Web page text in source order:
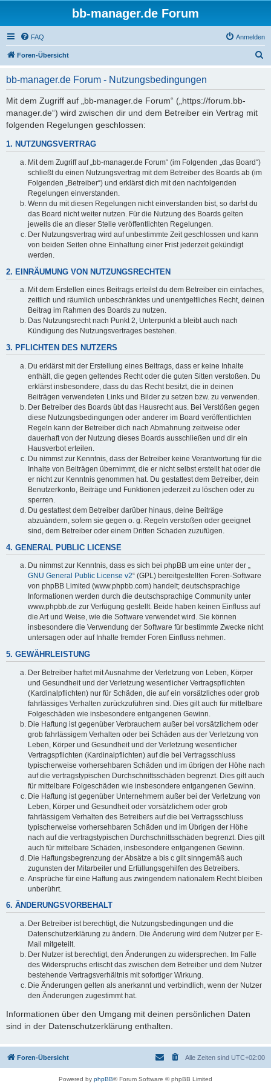
bb-manager.de Forum
FAQ Anmelden
Foren-Übersicht
bb-manager.de Forum - Nutzungsbedingungen
Mit dem Zugriff auf „bb-manager.de Forum“ („https://forum.bb-
manager.de“) wird zwischen dir und dem Betreiber ein Vertrag mit
folgenden Regelungen geschlossen:
1. NUTZUNGSVERTRAG
Mit dem Zugriff auf „bb-manager.de Forum“ (im Folgenden „das Board“)
schließt du einen Nutzungsvertrag mit dem Betreiber des Boards ab (im
Folgenden „Betreiber“) und erklärst dich mit den nachfolgenden
Regelungen einverstanden.
Wenn du mit diesen Regelungen nicht einverstanden bist, so darfst du
das Board nicht weiter nutzen. Für die Nutzung des Boards gelten
jeweils die an dieser Stelle veröffentlichten Regelungen.
Der Nutzungsvertrag wird auf unbestimmte Zeit geschlossen und kann
von beiden Seiten ohne Einhaltung einer Frist jederzeit gekündigt
werden.
2. EINRÄUMUNG VON NUTZUNGSRECHTEN
Mit dem Erstellen eines Beitrags erteilst du dem Betreiber ein einfaches,
zeitlich und räumlich unbeschränktes und unentgeltliches Recht, deinen
Beitrag im Rahmen des Boards zu nutzen.
Das Nutzungsrecht nach Punkt 2, Unterpunkt a bleibt auch nach
Kündigung des Nutzungsvertrages bestehen.
3. PFLICHTEN DES NUTZERS
Du erklärst mit der Erstellung eines Beitrags, dass er keine Inhalte
enthält, die gegen geltendes Recht oder die guten Sitten verstoßen. Du
erklärst insbesondere, dass du das Recht besitzt, die in deinen
Beiträgen verwendeten Links und Bilder zu setzen bzw. zu verwenden.
Der Betreiber des Boards übt das Hausrecht aus. Bei Verstößen gegen
diese Nutzungsbedingungen oder anderer im Board veröffentlichten
Regeln kann der Betreiber dich nach Abmahnung zeitweise oder
dauerhaft von der Nutzung dieses Boards ausschließen und dir ein
Hausverbot erteilen.
Du nimmst zur Kenntnis, dass der Betreiber keine Verantwortung für die
Inhalte von Beiträgen übernimmt, die er nicht selbst erstellt hat oder die
er nicht zur Kenntnis genommen hat. Du gestattest dem Betreiber, dein
Benutzerkonto, Beiträge und Funktionen jederzeit zu löschen oder zu
sperren.
Du gestattest dem Betreiber darüber hinaus, deine Beiträge
abzuändern, sofern sie gegen o. g. Regeln verstoßen oder geeignet
sind, dem Betreiber oder einem Dritten Schaden zuzufügen.
4. GENERAL PUBLIC LICENSE
Du nimmst zur Kenntnis, dass es sich bei phpBB um eine unter der „
GNU General Public License v2“ (GPL) bereitgestellten Foren-Software
von phpBB Limited (www.phpbb.com) handelt; deutschsprachige
Informationen werden durch die deutschsprachige Community unter
www.phpbb.de zur Verfügung gestellt. Beide haben keinen Einfluss auf
die Art und Weise, wie die Software verwendet wird. Sie können
insbesondere die Verwendung der Software für bestimmte Zwecke nicht
untersagen oder auf Inhalte fremder Foren Einfluss nehmen.
5. GEWÄHRLEISTUNG
Der Betreiber haftet mit Ausnahme der Verletzung von Leben, Körper
und Gesundheit und der Verletzung wesentlicher Vertragspflichten
(Kardinalpflichten) nur für Schäden, die auf ein vorsätzliches oder grob
fahrlässiges Verhalten zurückzuführen sind. Dies gilt auch für mittelbare
Folgeschäden wie insbesondere entgangenen Gewinn.
Die Haftung ist gegenüber Verbrauchern außer bei vorsätzlichem oder
grob fahrlässigem Verhalten oder bei Schäden aus der Verletzung von
Leben, Körper und Gesundheit und der Verletzung wesentlicher
Vertragspflichten (Kardinalpflichten) auf die bei Vertragsschluss
typischerweise vorhersehbaren Schäden und im übrigen der Höhe nach
auf die vertragstypischen Durchschnittsschäden begrenzt. Dies gilt auch
für mittelbare Folgeschäden wie insbesondere entgangenen Gewinn.
Die Haftung ist gegenüber Unternehmern außer bei der Verletzung von
Leben, Körper und Gesundheit oder vorsätzlichem oder grob
fahrlässigem Verhalten des Betreibers auf die bei Vertragsschluss
typischerweise vorhersehbaren Schäden und im Übrigen der Höhe
nach auf die vertragstypischen Durchschnittsschäden begrenzt. Dies gilt
auch für mittelbare Schäden, insbesondere entgangenen Gewinn.
Die Haftungsbegrenzung der Absätze a bis c gilt sinngemäß auch
zugunsten der Mitarbeiter und Erfüllungsgehilfen des Betreibers.
Ansprüche für eine Haftung aus zwingendem nationalem Recht bleiben
unberührt.
6. ÄNDERUNGSVORBEHALT
Der Betreiber ist berechtigt, die Nutzungsbedingungen und die
Datenschutzerklärung zu ändern. Die Änderung wird dem Nutzer per E-
Mail mitgeteilt.
Der Nutzer ist berechtigt, den Änderungen zu widersprechen. Im Falle
des Widerspruchs erlischt das zwischen dem Betreiber und dem Nutzer
bestehende Vertragsverhältnis mit sofortiger Wirkung.
Die Änderungen gelten als anerkannt und verbindlich, wenn der Nutzer
den Änderungen zugestimmt hat.
Informationen über den Umgang mit deinen persönlichen Daten
sind in der Datenschutzerklärung enthalten.
Foren-Übersicht Alle Zeiten sind UTC+02:00
Powered by phpBB® Forum Software © phpBB Limited